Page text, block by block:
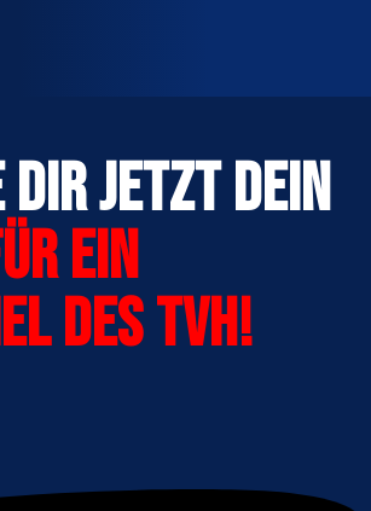
dir jetzt dein
ein
des TVH!